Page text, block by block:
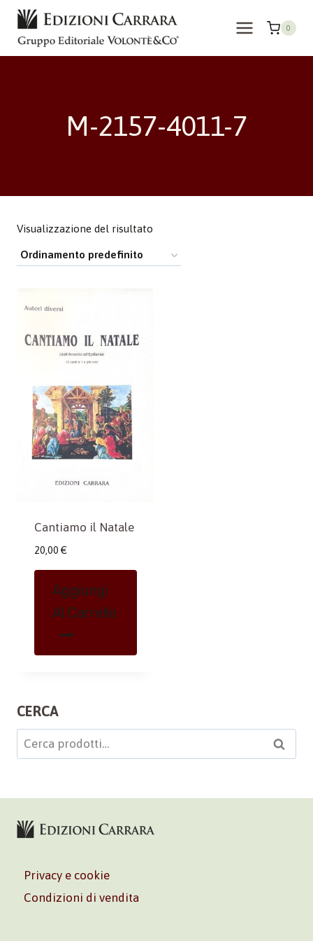
Salta
contenuto
0
M-2157-4011-7
Visualizzazione del risultato
Cantiamo il Natale
20,00 €
Aggiungi
Al Carrello
CERCA
Cerca: Cerca
Privacy e cookie
Condizioni di vendita